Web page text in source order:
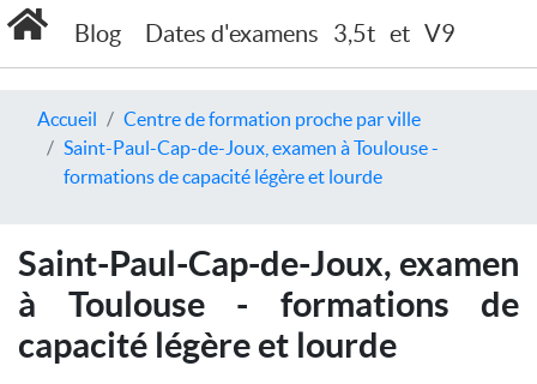
Blog Dates d'examens 3,5t et V9
Accueil
Centre de formation proche par ville
Saint-Paul-Cap-de-Joux, examen à Toulouse -
formations de capacité légère et lourde
Saint-Paul-Cap-de-Joux, examen
à Toulouse - formations de
capacité légère et lourde